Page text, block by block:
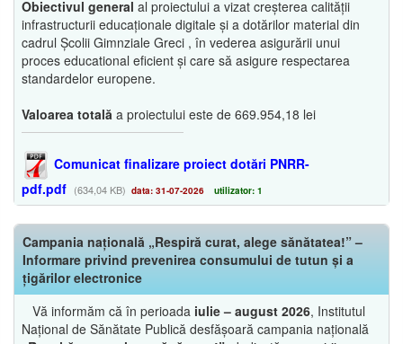
Obiectivul general al proiectului a vizat creșterea calității
infrastructurii educaționale digitale și a dotărilor material din
cadrul Școlii Gimnziale Greci , în vederea asigurării unui
proces educational eficient și care să asigure respectarea
standardelor europene.
Valoarea totală a proiectului este de 669.954,18 lei
Comunicat finalizare proiect dotări PNRR-
pdf.pdf (634,04 KB) data: 31-07-2026 utilizator: 1
Campania națională „Respiră curat, alege sănătatea!” –
Informare privind prevenirea consumului de tutun și a
țigărilor electronice
Vă informăm că în perioada iulie – august 2026, Institutul
Național de Sănătate Publică desfășoară campania națională